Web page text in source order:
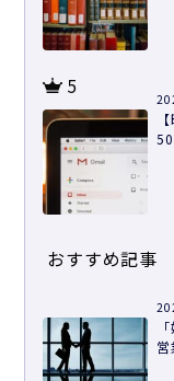
5
おすすめ記事